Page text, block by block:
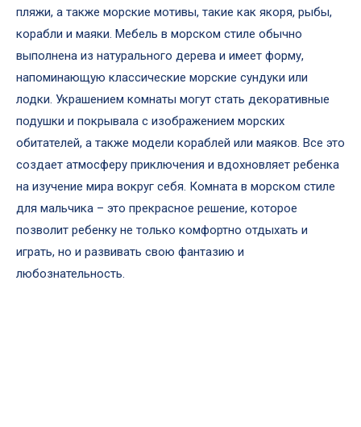
пляжи, а также морские мотивы, такие как якоря, рыбы,
корабли и маяки. Мебель в морском стиле обычно
выполнена из натурального дерева и имеет форму,
напоминающую классические морские сундуки или
лодки. Украшением комнаты могут стать декоративные
подушки и покрывала с изображением морских
обитателей, а также модели кораблей или маяков. Все это
создает атмосферу приключения и вдохновляет ребенка
на изучение мира вокруг себя. Комната в морском стиле
для мальчика – это прекрасное решение, которое
позволит ребенку не только комфортно отдыхать и
играть, но и развивать свою фантазию и
любознательность.